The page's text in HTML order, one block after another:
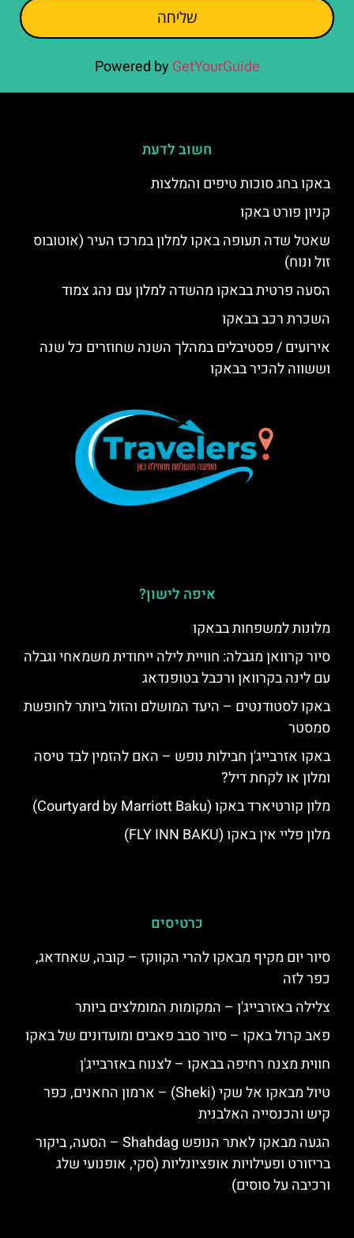
שליחה
Powered by GetYourGuide
חשוב לדעת
באקו בחג סוכות טיפים והמלצות
קניון פורט באקו
שאטל שדה תעופה באקו למלון במרכז העיר (אוטובוס
זול ונוח)
הסעה פרטית בבאקו מהשדה למלון עם נהג צמוד
השכרת רכב בבאקו
אירועים / פסטיבלים במהלך השנה שחוזרים כל שנה
וששווה להכיר בבאקו
איפה לישון?
מלונות למשפחות בבאקו
סיור קרוואן מגבלה: חוויית לילה ייחודית משמאחי וגבלה
עם לינה בקרוואן ורכבל בטופנדאג
באקו לסטודנטים – היעד המושלם והזול ביותר לחופשת
סמסטר
באקו אזרבייג'ן חבילות נופש – האם להזמין לבד טיסה
ומלון או לקחת דיל?
מלון קורטיארד באקו (Courtyard by Marriott Baku)
מלון פליי אין באקו (FLY INN BAKU)
כרטיסים
סיור יום מקיף מבאקו להרי הקווקז – קובה, שאחדאג,
כפר לזה
צלילה באזרבייג'ן – המקומות המומלצים ביותר
פאב קרול באקו – סיור סבב פאבים ומועדונים של באקו
חווית מצנח רחיפה בבאקו – לצנוח באזרבייג'ן
טיול מבאקו אל שקי (Sheki) – ארמון החאנים, כפר
קיש והכנסייה האלבנית
הגעה מבאקו לאתר הנופש Shahdag – הסעה, ביקור
בריזורט ופעילויות אופציונליות (סקי, אופנועי שלג
ורכיבה על סוסים)